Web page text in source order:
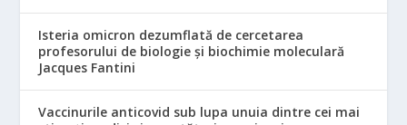
Isteria omicron dezumflată de cercetarea
profesorului de biologie și biochimie moleculară
Jacques Fantini
Vaccinurile anticovid sub lupa unuia dintre cei mai